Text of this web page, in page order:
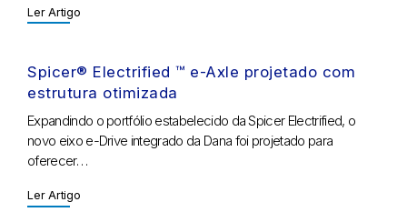
Ler Artigo
Spicer® Electrified ™ e-Axle projetado com
estrutura otimizada
Expandindo o portfólio estabelecido da Spicer Electrified, o
novo eixo e-Drive integrado da Dana foi projetado para
oferecer…
Ler Artigo